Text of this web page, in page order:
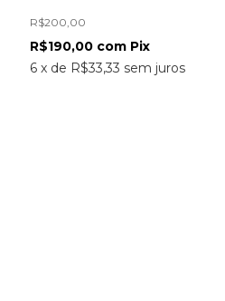
R$200,00
6 x de R$33,33 sem juros
R$190,00 com Pix